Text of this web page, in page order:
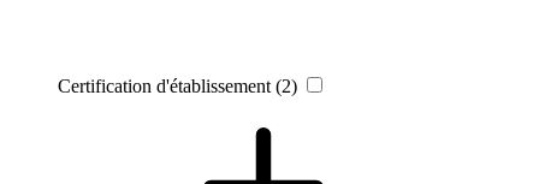
Certification d'établissement (2)